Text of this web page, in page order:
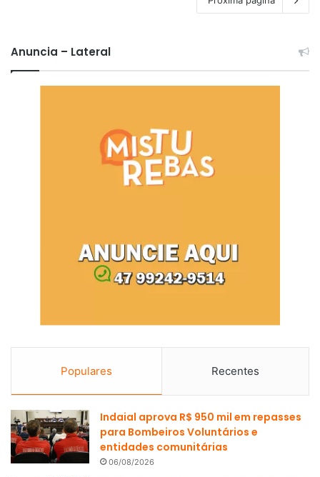
Anuncia – Lateral
Populares Recentes
Indaial aprova R$ 950 mil em repasses
para Bombeiros Voluntários e
entidades comunitárias
06/08/2026